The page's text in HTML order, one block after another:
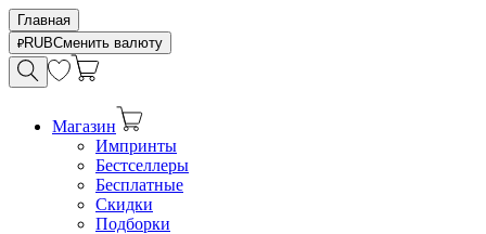
Главная
RUBСменить валюту
Магазин
Импринты
Бестселлеры
Бесплатные
Скидки
Подборки